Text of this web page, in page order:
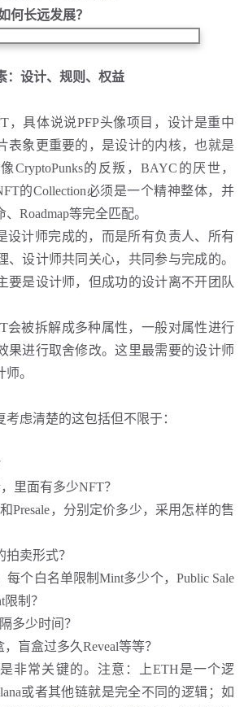
何长远发展？
：设计、规则、权益
，具体说说PFP头像项目，设计是重中
表象更重要的，是设计的内核，也就是
CryptoPunks的反叛，BAYC的厌世，
的Collection必须是一个精神整体，并
Roadmap等完全匹配。
设计师完成的，而是所有负责人、所有
、设计师共同关心，共同参与完成的。
要是设计师，但成功的设计离不开团队
会被拆解成多种属性，一般对属性进行
果进行取舍修改。这里最需要的设计师
。
虑清楚的这包括但不限于：
里面有多少NFT？
和Presale，分别定价多少，采用怎样的售
卖形式？
每个白名单限制Mint多少个，Public Sale
制？
多少时间？
盲盒过多久Reveal等等？
非常关键的。注意：上ETH是一个逻
或者其他链就是完全不同的逻辑；如